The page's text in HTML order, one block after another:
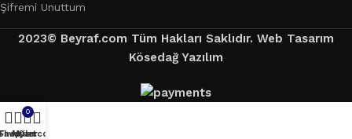
Şifremi Unuttum
2023© Beyraf.com Tüm Hakları Saklıdır. Web Tasarım
Kösedağ Yazılım
0
Cart
My account